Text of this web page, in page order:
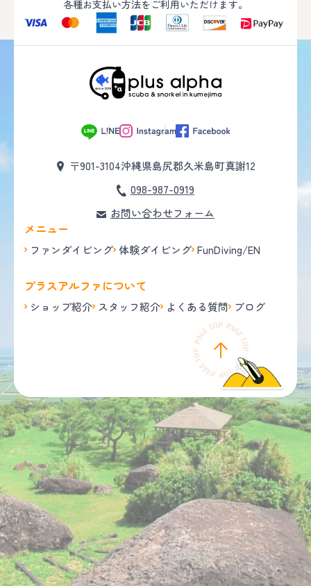
各種お支払い方法をご利用いただけます。
〒901-3104沖縄県島尻郡久米島町真謝12
098-987-0919
お問い合わせフォーム
メニュー
ファンダイビング 体験ダイビング FunDiving/EN
プラスアルファについて
ショップ紹介 スタッフ紹介 よくある質問 ブログ